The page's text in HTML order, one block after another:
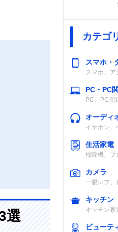
選
カテゴ
スマホ・
スマホ、ア
PC・PC
PC、PC周
オーディ
イヤホン、
生活家電
掃除機、プ
カメラ
一眼レフ、
キッチン
キッチン家
ビューテ